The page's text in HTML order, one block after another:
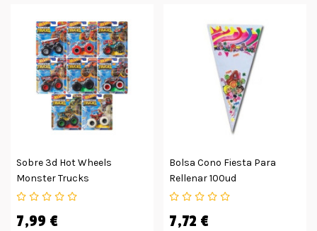
Sobre 3d Hot Wheels
Monster Trucks
7,99 €
Bolsa Cono Fiesta Para
Rellenar 100ud
7,72 €